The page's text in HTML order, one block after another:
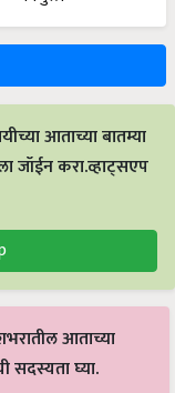
आताच्या बातम्या
जॉईन करा.व्हाट्सएप
आताच्या
सदस्यता घ्या.